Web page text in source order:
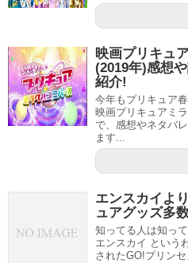
映画プリキュ
(2019年)感想
紹介!
今年もプリキュア
映画プリキュアミ
で、感想やネタバ
ます...
エンスカイよ
ュアグッズ多
知ってる人は知っ
エンスカイ という
されたGO!プリン